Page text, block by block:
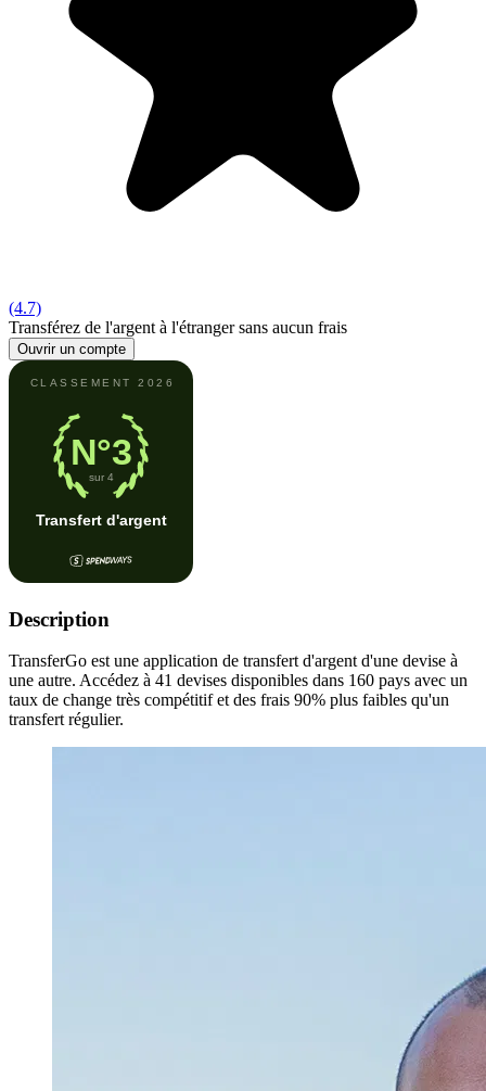
(4.7)
Transférez de l'argent à l'étranger sans aucun frais
Ouvrir un compte
Description
TransferGo est une application de transfert d'argent d'une devise à
une autre. Accédez à 41 devises disponibles dans 160 pays avec un
taux de change très compétitif et des frais 90% plus faibles qu'un
transfert régulier.